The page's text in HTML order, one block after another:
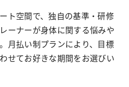
ト空間で、独自の基準・研修
ーナーが身体に関する悩みや
月払い制プランにより、目標
せてお好きな期間をお選びい